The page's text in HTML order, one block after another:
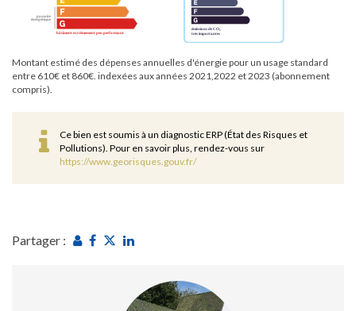
Montant estimé des dépenses annuelles d'énergie pour un usage standard
entre 610€ et 860€. indexées aux années 2021,2022 et 2023 (abonnement
compris).
Ce bien est soumis à un diagnostic ERP (État des Risques et
Pollutions). Pour en savoir plus, rendez-vous sur
https://www.georisques.gouv.fr/
Partager :